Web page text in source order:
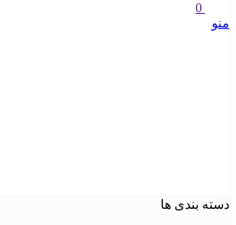
0
منو
دسته بندی ها